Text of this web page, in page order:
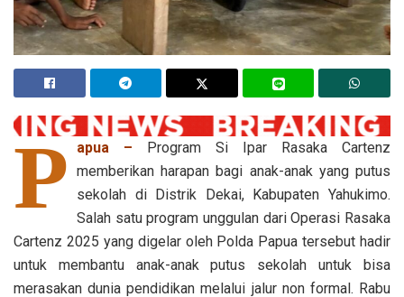
P apua – Program Si Ipar Rasaka Cartenz
memberikan harapan bagi anak-anak yang putus
sekolah di Distrik Dekai, Kabupaten Yahukimo.
Salah satu program unggulan dari Operasi Rasaka
Cartenz 2025 yang digelar oleh Polda Papua tersebut hadir
untuk membantu anak-anak putus sekolah untuk bisa
merasakan dunia pendidikan melalui jalur non formal. Rabu